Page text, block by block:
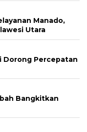
Manado,
Utara
Dorong Percepatan
Bangkitkan